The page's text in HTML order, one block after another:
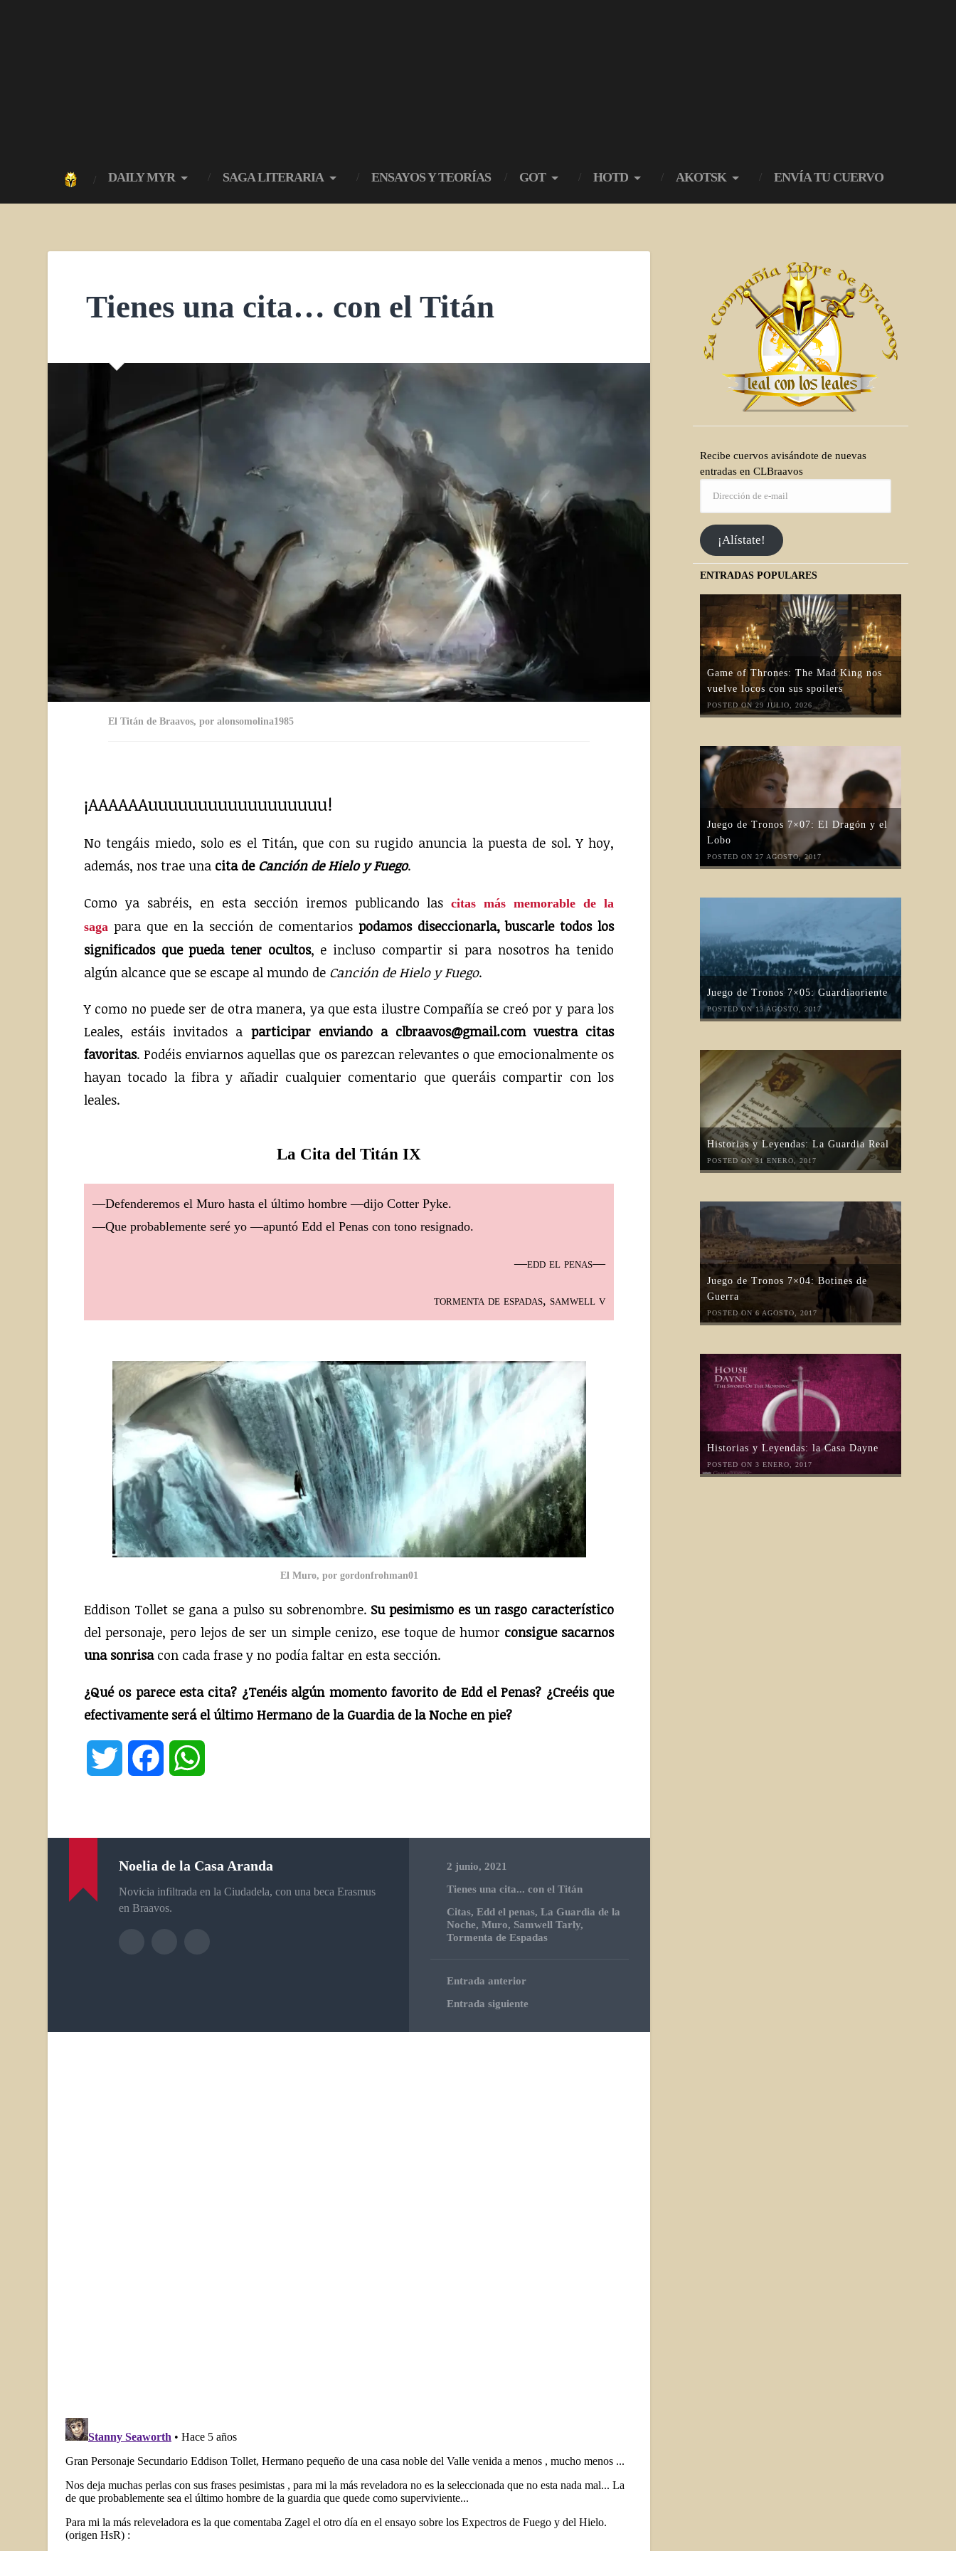
DAILY MYR SAGA LITERARIA ENSAYOS Y TEORÍAS GOT HOTD AKOTSK ENVÍA TU CUERVO
Tienes una cita… con el Titán
El Titán de Braavos, por alonsomolina1985
¡AAAAAAuuuuuuuuuuuuuuuuuu!
No tengáis miedo, solo es el Titán, que con su rugido anuncia la puesta de sol. Y hoy,
además, nos trae una cita de Canción de Hielo y Fuego.
Como ya sabréis, en esta sección iremos publicando las citas más memorable de la
saga para que en la sección de comentarios podamos diseccionarla, buscarle todos los
significados que pueda tener ocultos, e incluso compartir si para nosotros ha tenido
algún alcance que se escape al mundo de Canción de Hielo y Fuego.
Y como no puede ser de otra manera, ya que esta ilustre Compañía se creó por y para los
Leales, estáis invitados a participar enviando a clbraavos@gmail.com vuestra citas
favoritas. Podéis enviarnos aquellas que os parezcan relevantes o que emocionalmente os
hayan tocado la fibra y añadir cualquier comentario que queráis compartir con los
leales.
La Cita del Titán IX
—Defenderemos el Muro hasta el último hombre —dijo Cotter Pyke.
—Que probablemente seré yo —apuntó Edd el Penas con tono resignado.
—edd el penas—
tormenta de espadas, samwell v
El Muro, por gordonfrohman01
Eddison Tollet se gana a pulso su sobrenombre. Su pesimismo es un rasgo característico
del personaje, pero lejos de ser un simple cenizo, ese toque de humor consigue sacarnos
una sonrisacon cada frase y no podía faltar en esta sección.
¿Qué os parece esta cita? ¿Tenéis algún momento favorito de Edd el Penas? ¿Creéis que
efectivamente será el último Hermano de la Guardia de la Noche en pie?
Twitter Facebook
Noelia de la Casa Aranda
Novicia infiltrada en la Ciudadela, con una beca Erasmus
en Braavos.
2 junio, 2021
Tienes una cita... con el Titán
Citas,Edd el penas,La Guardia de la
Noche,Muro, Samwell Tarly,
Tormenta de Espadas
Entrada anterior
Entrada siguiente
Recibe cuervos avisándote de nuevas
entradas en CLBraavos
¡Alístate!
ENTRADAS POPULARES
Game of Thrones: The Mad King nos
vuelve locos con sus spoilers
POSTED ON 29 JULIO, 2026
Juego de Tronos 7×07: El Dragón y el
Lobo
POSTED ON 27 AGOSTO, 2017
Juego de Tronos 7×05: Guardiaoriente
POSTED ON 13 AGOSTO, 2017
Historias y Leyendas: La Guardia Real
POSTED ON 31 ENERO, 2017
Juego de Tronos 7×04: Botines de
Guerra
POSTED ON 6 AGOSTO, 2017
Historias y Leyendas: la Casa Dayne
POSTED ON 3 ENERO, 2017